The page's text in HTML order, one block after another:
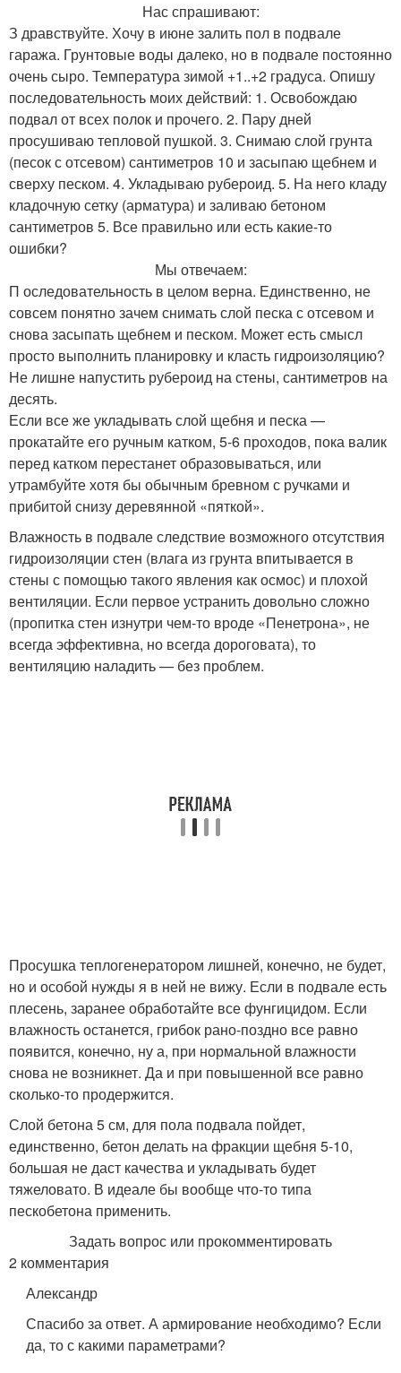
Нас спрашивают:
З дравствуйте. Хочу в июне залить пол в подвале
гаража. Грунтовые воды далеко, но в подвале постоянно
очень сыро. Температура зимой +1..+2 градуса. Опишу
последовательность моих действий: 1. Освобождаю
подвал от всех полок и прочего. 2. Пару дней
просушиваю тепловой пушкой. 3. Снимаю слой грунта
(песок с отсевом) сантиметров 10 и засыпаю щебнем и
сверху песком. 4. Укладываю рубероид. 5. На него кладу
кладочную сетку (арматура) и заливаю бетоном
сантиметров 5. Все правильно или есть какие-то
ошибки?
Мы отвечаем:
П оследовательность в целом верна. Единственно, не
совсем понятно зачем снимать слой песка с отсевом и
снова засыпать щебнем и песком. Может есть смысл
просто выполнить планировку и класть гидроизоляцию?
Не лишне напустить рубероид на стены, сантиметров на
десять.
Если все же укладывать слой щебня и песка —
прокатайте его ручным катком, 5-6 проходов, пока валик
перед катком перестанет образовываться, или
утрамбуйте хотя бы обычным бревном с ручками и
прибитой снизу деревянной «пяткой».
Влажность в подвале следствие возможного отсутствия
гидроизоляции стен (влага из грунта впитывается в
стены с помощью такого явления как осмос) и плохой
вентиляции. Если первое устранить довольно сложно
(пропитка стен изнутри чем-то вроде «Пенетрона», не
всегда эффективна, но всегда дороговата), то
вентиляцию наладить — без проблем.
Просушка теплогенератором лишней, конечно, не будет,
но и особой нужды я в ней не вижу. Если в подвале есть
плесень, заранее обработайте все фунгицидом. Если
влажность останется, грибок рано-поздно все равно
появится, конечно, ну а, при нормальной влажности
снова не возникнет. Да и при повышенной все равно
сколько-то продержится.
Слой бетона 5 см, для пола подвала пойдет,
единственно, бетон делать на фракции щебня 5-10,
большая не даст качества и укладывать будет
тяжеловато. В идеале бы вообще что-то типа
пескобетона применить.
Задать вопрос или прокомментировать
2 комментария
Александр
Спасибо за ответ. А армирование необходимо? Если
да, то с какими параметрами?